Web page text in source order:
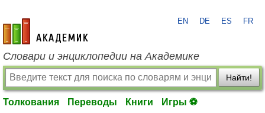
academic.ru
EN DE ES FR
Словари и энциклопедии на Академике
Найти!
Толкования Переводы Книги Игры ⚽